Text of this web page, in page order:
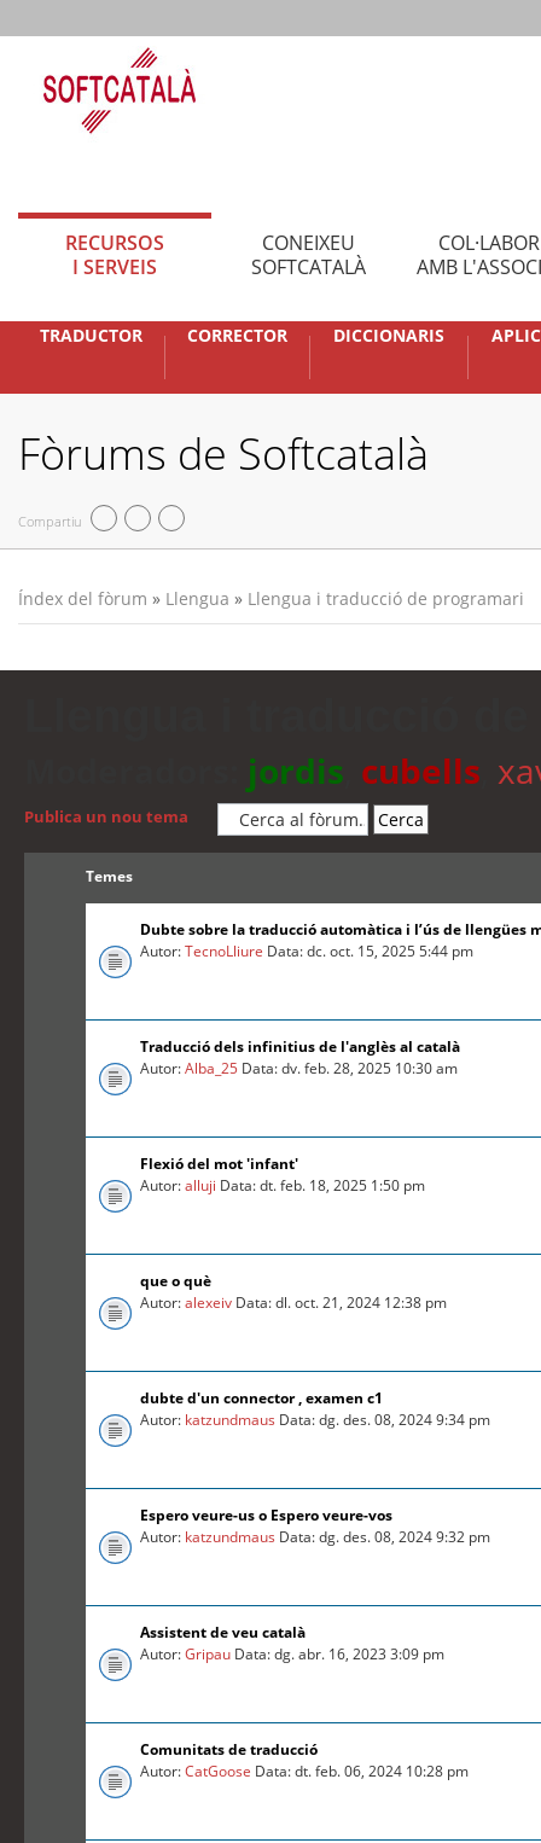
RECURSOS
I SERVEIS
CONEIXEU
SOFTCATALÀ
AMB
TRADUCTOR CORRECTOR DICCIONARIS
Fòrums de Softcatalà
Compartiu
Índex del fòrum » Llengua » Llengua i traducció de programari
jordis cubells
Publica un nou tema
Temes
Dubte sobre la traducció automàtica i l’ús de llengües
Autor:TecnoLliure Data: dc. oct. 15, 2025 5:44 pm
Traducció dels infinitius de l'anglès al català
Autor:Alba_25 Data: dv. feb. 28, 2025 10:30 am
Flexió del mot 'infant'
Autor:alluji Data: dt. feb. 18, 2025 1:50 pm
que o què
Autor:alexeiv Data: dl. oct. 21, 2024 12:38 pm
dubte d'un connector , examen c1
Autor: katzundmaus Data: dg. des. 08, 2024 9:34 pm
Espero veure-us o Espero veure-vos
Autor: katzundmaus Data: dg. des. 08, 2024 9:32 pm
Assistent de veu català
Autor:Gripau Data: dg. abr. 16, 2023 3:09 pm
Comunitats de traducció
Autor:CatGoose Data: dt. feb. 06, 2024 10:28 pm